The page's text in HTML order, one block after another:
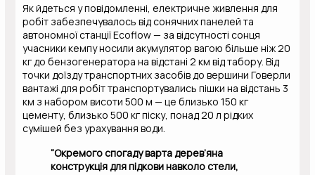
Як йдеться у повідомленні, електричне живлення для
робіт забезпечувалось від сонячних панелей та
автономної станції Ecoflow — за відсутності сонця
учасники кемпу носили акумулятор вагою більше ніж 20
кг до бензогенератора на відстані 2 км від табору. Від
точки доїзду транспортних засобів до вершини Говерли
вантажі для робіт транспортувались пішки на відстань 3
км з набором висоти 500 м — це близько 150 кг
цементу, близько 500 кг піску, понад 20 л рідких
сумішей без урахування води.
“Окремого спогаду варта дерев’яна
конструкція для підкови навколо стели,